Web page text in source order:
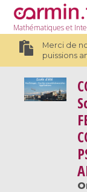
Mathématiqueset
Merci de
puissions